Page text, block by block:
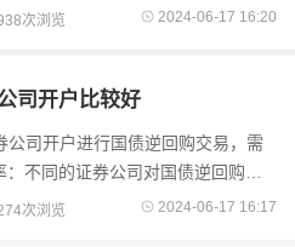
准备材料：联系选定的证券公
次浏览 2024-06-17 16:20
司开户比较好
公司开户进行国债逆回购交易，需
不同的证券公司对国债逆回购交
以比较不同券商的费率，选择较
次浏览 2024-06-17 16:17